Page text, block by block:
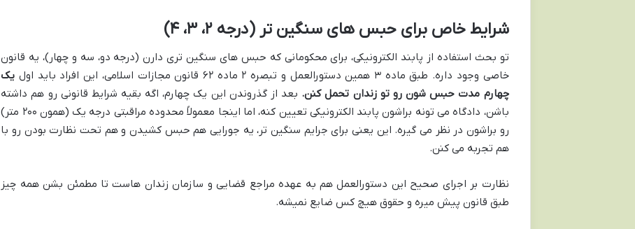
شرایط خاص برای حبس های سنگین تر (درجه ۲، ۳، ۴)
تو بحث استفاده از پابند الکترونیکی، برای محکومانی که حبس های سنگین تری دارن (درجه دو، سه و چهار)، یه قانون
خاصی وجود داره. طبق ماده ۳ همین دستورالعمل و تبصره ۲ ماده ۶۲ قانون مجازات اسلامی، این افراد باید اول
یک
چهارم مدت حبس شون رو تو زندان تحمل کنن. بعد از گذروندن این یک چهارم، اگه بقیه شرایط قانونی رو هم داشته
باشن، دادگاه می تونه براشون پابند الکترونیکی تعیین کنه، اما اینجا معمولاً محدوده مراقبتی درجه یک (همون ۲۰۰ متر)
رو براشون در نظر می گیره. این یعنی برای جرایم سنگین تر، یه جورایی هم حبس کشیدن و هم تحت نظارت بودن رو با
هم تجربه می کنن.
نظارت بر اجرای صحیح این دستورالعمل هم به عهده مراجع قضایی و سازمان زندان هاست تا مطمئن بشن همه چیز
طبق قانون پیش میره و حقوق هیچ کس ضایع نمیشه.